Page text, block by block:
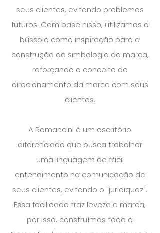
seus clientes, evitando problemas
futuros. Com base nisso, utilizamos a
bússola como inspiração para a
construção da simbologia da marca,
reforçando o conceito do
direcionamento da marca com seus
clientes.
A Romancini é um escritório
diferenciado que busca trabalhar
uma linguagem de fácil
entendimento na comunicação de
seus clientes, evitando o "juridiquez".
Essa facilidade traz leveza a marca,
por isso, construímos toda a